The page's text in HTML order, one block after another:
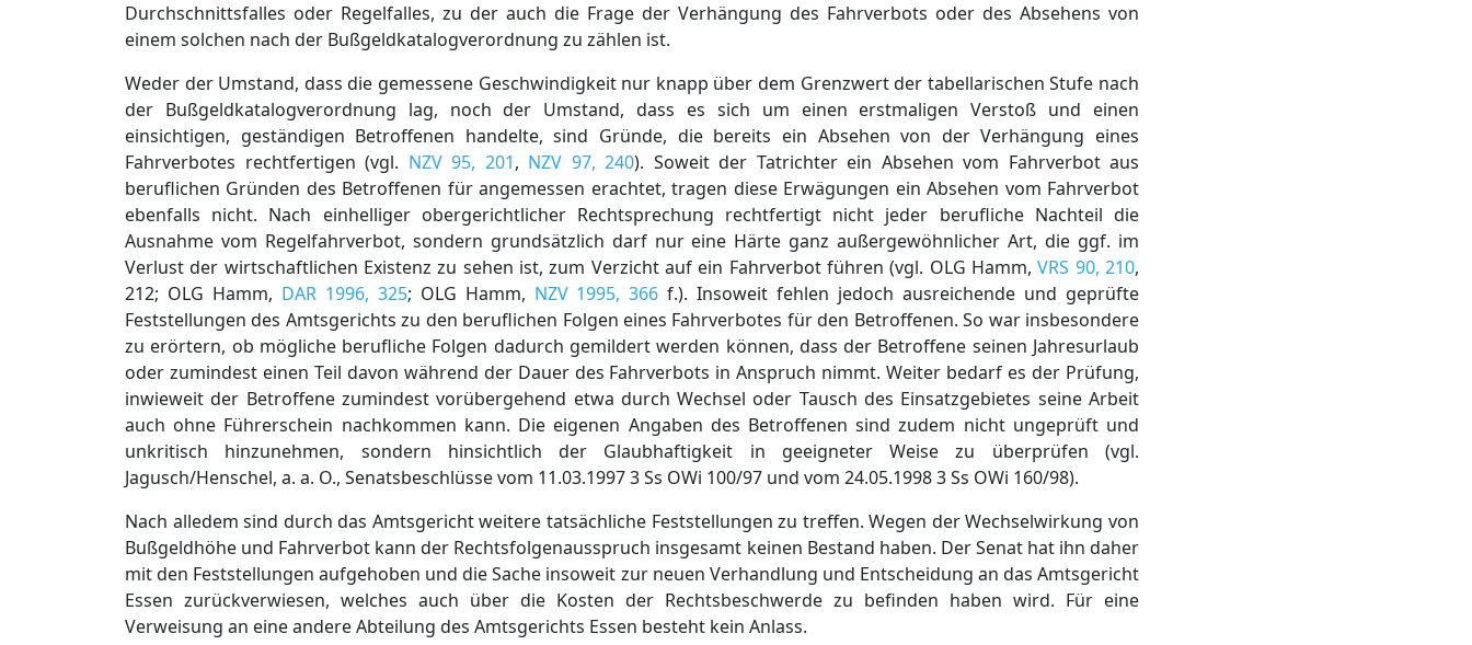
Durchschnittsfalles oder Regelfalles, zu der auch die Frage der Verhängung des Fahrverbots oder des Absehens von
einem solchen nach der Bußgeldkatalogverordnung zu zählen ist.
Weder der Umstand, dass die gemessene Geschwindigkeit nur knapp über dem Grenzwert der tabellarischen Stufe nach
der Bußgeldkatalogverordnung lag, noch der Umstand, dass es sich um einen erstmaligen Verstoß und einen
einsichtigen, geständigen Betroffenen handelte, sind Gründe, die bereits ein Absehen von der Verhängung eines
Fahrverbotes rechtfertigen (vgl. NZV 95, 201, NZV 97, 240). Soweit der Tatrichter ein Absehen vom Fahrverbot aus
beruflichen Gründen des Betroffenen für angemessen erachtet, tragen diese Erwägungen ein Absehen vom Fahrverbot
ebenfalls nicht. Nach einhelliger obergerichtlicher Rechtsprechung rechtfertigt nicht jeder berufliche Nachteil die
Ausnahme vom Regelfahrverbot, sondern grundsätzlich darf nur eine Härte ganz außergewöhnlicher Art, die ggf. im
Verlust der wirtschaftlichen Existenz zu sehen ist, zum Verzicht auf ein Fahrverbot führen (vgl. OLG Hamm,VRS 90, 210,
212; OLG Hamm, DAR 1996, 325; OLG Hamm, NZV 1995, 366 f.). Insoweit fehlen jedoch ausreichende und geprüfte
Feststellungen des Amtsgerichts zu den beruflichen Folgen eines Fahrverbotes für den Betroffenen. So war insbesondere
zu erörtern, ob mögliche berufliche Folgen dadurch gemildert werden können, dass der Betroffene seinen Jahresurlaub
oder zumindest einen Teil davon während der Dauer des Fahrverbots in Anspruch nimmt. Weiter bedarf es der Prüfung,
inwieweit der Betroffene zumindest vorübergehend etwa durch Wechsel oder Tausch des Einsatzgebietes seine Arbeit
auch ohne Führerschein nachkommen kann. Die eigenen Angaben des Betroffenen sind zudem nicht ungeprüft und
unkritisch hinzunehmen, sondern hinsichtlich der Glaubhaftigkeit in geeigneter Weise zu überprüfen (vgl.
Jagusch/Henschel, a. a. O., Senatsbeschlüsse vom 11.03.1997 3 Ss OWi 100/97 und vom 24.05.1998 3 Ss OWi 160/98).
Nach alledem sind durch das Amtsgericht weitere tatsächliche Feststellungen zu treffen. Wegen der Wechselwirkung von
Bußgeldhöhe und Fahrverbot kann der Rechtsfolgenausspruch insgesamt keinen Bestand haben. Der Senat hat ihn daher
mit den Feststellungen aufgehoben und die Sache insoweit zur neuen Verhandlung und Entscheidung an das Amtsgericht
Essen zurückverwiesen, welches auch über die Kosten der Rechtsbeschwerde zu befinden haben wird. Für eine
Verweisung an eine andere Abteilung des Amtsgerichts Essen besteht kein Anlass.